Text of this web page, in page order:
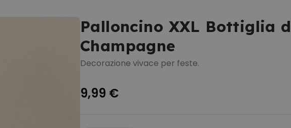
Boccale da Birra
Personalizzato con Logo e
più di 71.100
volte
Palloncino XXL Bottiglia
Champagne
Decorazione vivace per feste.
9,99 €